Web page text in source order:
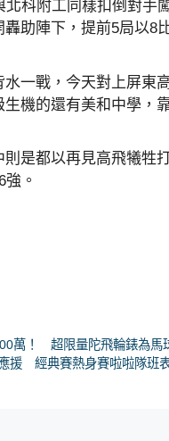
北科附工同樣扣倒對手
助陣下，提前5局以8
一戰，今天對上屏東
機的還有美和中學，
是都以再見高飛犧牲
。
萬！ 超限量陀飛輪錶為馬
援 經典賽熱身賽啦啦隊班